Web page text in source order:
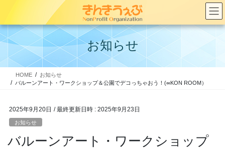
テ
ン
へ
ス
ゲ
ー
ョ
ン
お知らせ
HOME
お知らせ
バルーンアート・ワークショップ＆公園でデコっちゃおう！(∞KON ROOM）
2025年9月20日 / 最終更新日時 : 2025年9月23日
お知らせ
バルーンアート・ワークショップ